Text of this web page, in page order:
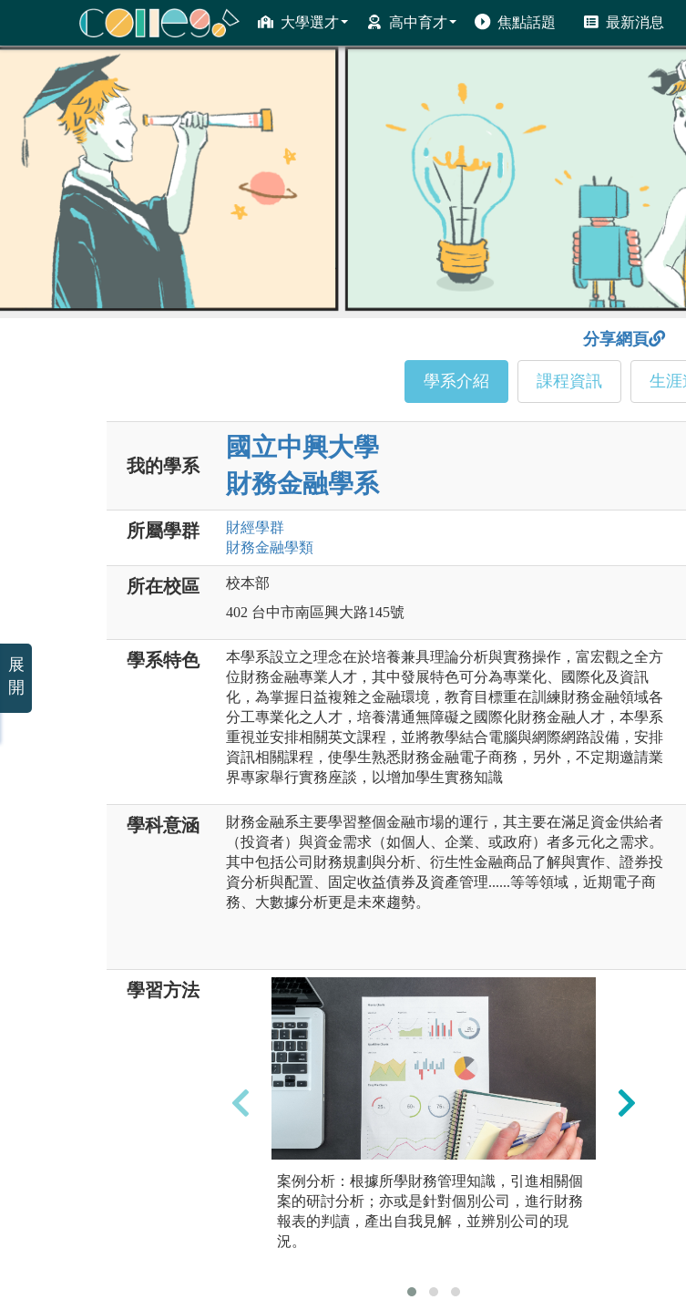
大學選才 高中育才 焦點話題 最新消息
ColleGo! 大學選才與高中育才輔助系統
分享網頁
學系介紹 課程資訊 生涯
我的學系
國立中興大學
財務金融學系
所屬學群 財經學群
財務金融學類
所在校區
校本部
402 台中市南區興大路145號
學系特色
本學系設立之理念在於培養兼具理論分析與實務操作，富宏觀之全方
位財務金融專業人才，其中發展特色可分為專業化、國際化及資訊
化，為掌握日益複雜之金融環境，教育目標重在訓練財務金融領域各
分工專業化之人才，培養溝通無障礙之國際化財務金融人才，本學系
重視並安排相關英文課程，並將教學結合電腦與網際網路設備，安排
資訊相關課程，使學生熟悉財務金融電子商務，另外，不定期邀請業
界專家舉行實務座談，以增加學生實務知識
學科意涵
財務金融系主要學習整個金融市場的運行，其主要在滿足資金供給者
（投資者）與資金需求（如個人、企業、或政府）者多元化之需求。
其中包括公司財務規劃與分析、衍生性金融商品了解與實作、證券投
資分析與配置、固定收益債券及資產管理......等等領域，近期電子商
務、大數據分析更是未來趨勢。
學習方法
案例分析：根據所學財務管理知識，引進相關個
案的研討分析；亦或是針對個別公司，進行財務
報表的判讀，產出自我見解，並辨別公司的現
況。
展
開